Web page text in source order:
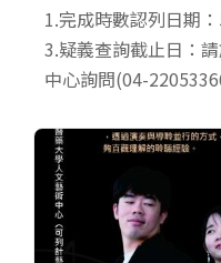
1.完成時數認列日期
3.疑義查詢截止日：
中心詢問(04-